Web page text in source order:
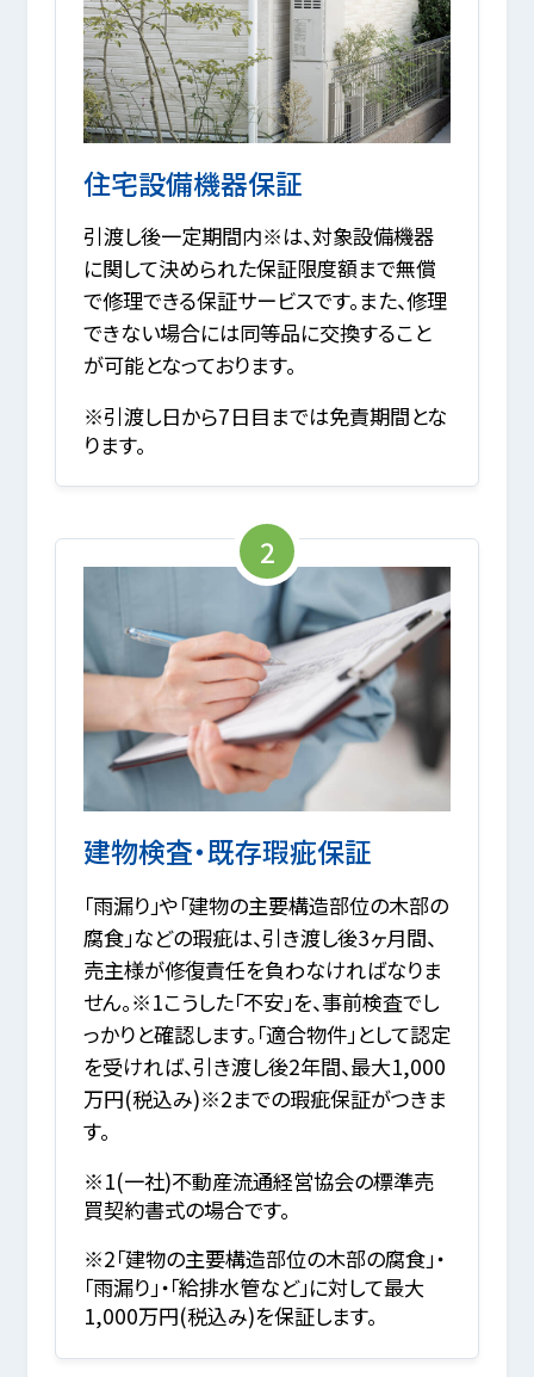
住宅設備機器保証
引渡し後一定期間内※は、対象設備機器
に関して決められた保証限度額まで無償
で修理できる保証サービスです。また、修理
できない場合には同等品に交換すること
が可能となっております。
※引渡し日から7日目までは免責期間とな
ります。
2
建物検査・既存瑕疵保証
「雨漏り」や「建物の主要構造部位の木部の
腐食」などの瑕疵は、引き渡し後3ヶ月間、
売主様が修復責任を負わなければなりま
せん。※1こうした「不安」を、事前検査でし
っかりと確認します。「適合物件」として認定
を受ければ、引き渡し後2年間、最大1,000
万円(税込み)※2までの瑕疵保証がつきま
す。
※1(一社)不動産流通経営協会の標準売
買契約書式の場合です。
※2「建物の主要構造部位の木部の腐食」・
「雨漏り」・「給排水管など」に対して最大
1,000万円(税込み)を保証します。